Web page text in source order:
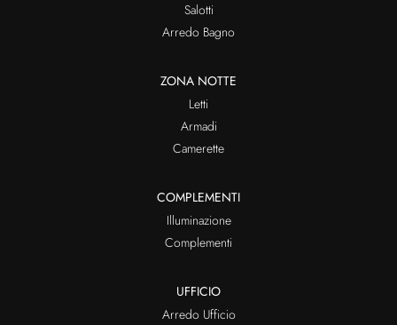
Salotti
Arredo Bagno
ZONA NOTTE
Letti
Armadi
Camerette
COMPLEMENTI
Illuminazione
Complementi
UFFICIO
Arredo Ufficio